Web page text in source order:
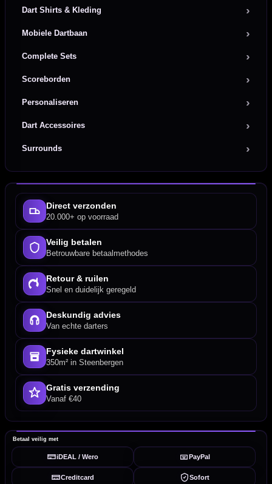
Dart Shirts & Kleding
Mobiele Dartbaan
Complete Sets
Scoreborden
Personaliseren
Dart Accessoires
Surrounds
Direct verzonden
20.000+ op voorraad
Veilig betalen
Betrouwbare betaalmethodes
Retour & ruilen
Snel en duidelijk geregeld
Deskundig advies
Van echte darters
Fysieke dartwinkel
350m² in Steenbergen
Gratis verzending
Vanaf €40
Betaal veilig met
iDEAL / Wero PayPal
Creditcard Sofort